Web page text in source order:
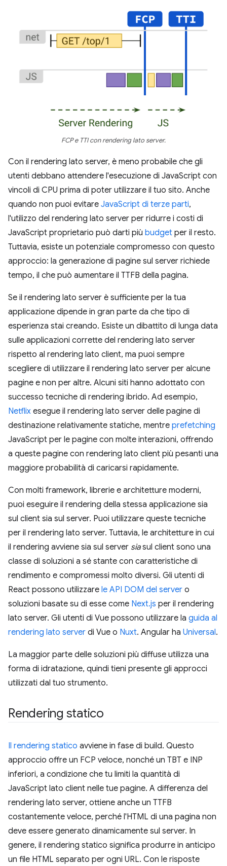
FCP e TTI con rendering lato server.
Con il rendering lato server, è meno probabile che gli
utenti debbano attendere l'esecuzione di JavaScript con
vincoli di CPU prima di poter utilizzare il tuo sito. Anche
quando non puoi evitare JavaScript di terze parti,
l'utilizzo del rendering lato server per ridurre i costi di
JavaScript proprietario può darti più budget per il resto.
Tuttavia, esiste un potenziale compromesso con questo
approccio: la generazione di pagine sul server richiede
tempo, il che può aumentare il TTFB della pagina.
Se il rendering lato server è sufficiente per la tua
applicazione dipende in gran parte da che tipo di
esperienza stai creando. Esiste un dibattito di lunga data
sulle applicazioni corrette del rendering lato server
rispetto al rendering lato client, ma puoi sempre
scegliere di utilizzare il rendering lato server per alcune
pagine e non per altre. Alcuni siti hanno adottato con
successo tecniche di rendering ibrido. Ad esempio,
Netflix esegue il rendering lato server delle pagine di
destinazione relativamente statiche, mentre prefetching
JavaScript per le pagine con molte interazioni, offrendo
a queste pagine con rendering lato client più pesanti una
maggiore probabilità di caricarsi rapidamente.
Con molti framework, librerie e architetture moderni,
puoi eseguire il rendering della stessa applicazione sia
sul client sia sul server. Puoi utilizzare queste tecniche
per il rendering lato server. Tuttavia, le architetture in cui
il rendering avviene sia sul server siasul client sono una
classe di soluzioni a sé stante con caratteristiche di
rendimento e compromessi molto diversi. Gli utenti di
React possono utilizzare le API DOM del server o
soluzioni basate su di esse come Next.js per il rendering
lato server. Gli utenti di Vue possono utilizzare la guida al
rendering lato server di Vue o Nuxt. Angular ha Universal.
La maggior parte delle soluzioni più diffuse utilizza una
forma di idratazione, quindi tieni presente gli approcci
utilizzati dal tuo strumento.
Rendering statico
Il rendering statico avviene in fase di build. Questo
approccio offre un FCP veloce, nonché un TBT e INP
inferiori, a condizione che tu limiti la quantità di
JavaScript lato client nelle tue pagine. A differenza del
rendering lato server, ottiene anche un TTFB
costantemente veloce, perché l'HTML di una pagina non
deve essere generato dinamicamente sul server. In
genere, il rendering statico significa produrre in anticipo
un file HTML separato per ogni URL. Con le risposte